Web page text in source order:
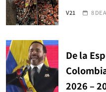
V21 8 DE
De la
2026 –